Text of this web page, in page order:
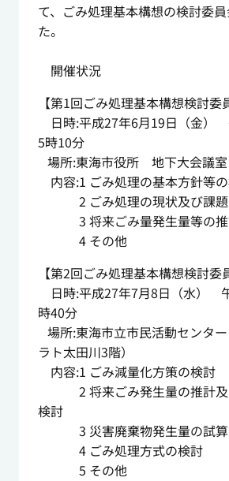
て、ごみ処理基本構想の検討委
た。
開催状況
【第1回ごみ処理基本構想検討委
日時:平成27年6月19日（金）
5時10分
場所:東海市役所 地下大会議
内容:1 ごみ処理の基本方針等
2 ごみ処理の現状及び課題
3 将来ごみ量発生量等の推
4 その他
【第2回ごみ処理基本構想検討委
日時:平成27年7月8日（水）
時40分
場所:東海市立市民活動センタ
ラト太田川3階）
内容:1 ごみ減量化方策の検討
2 将来ごみ発生量の推計及
検討
3 災害廃棄物発生量の試算
4 ごみ処理方式の検討
5 その他